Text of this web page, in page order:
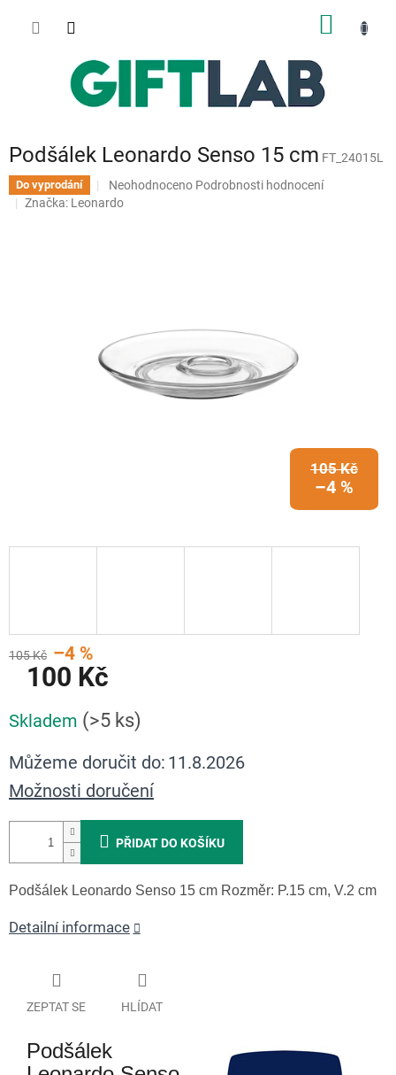
Podšálek Leonardo Senso 15 cm FT_24015L
Do vyprodání
Průměrné
hodnocení
Neohodnoceno Podrobnosti hodnocení
Značka: Leonardo
105 Kč
–4 %
105 Kč –4 %
100 Kč
cena:
Skladem (>5 ks)
Můžeme doručit do: 11.8.2026
Možnosti doručení
PŘIDAT DO KOŠÍKU
Podšálek Leonardo Senso 15 cm Rozměr: P.15 cm, V.2 cm
Detailní informace
ZEPTAT SE HLÍDAT
Podšálek